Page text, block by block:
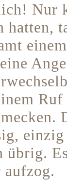
Nur
hatten,
einzig
übrig.